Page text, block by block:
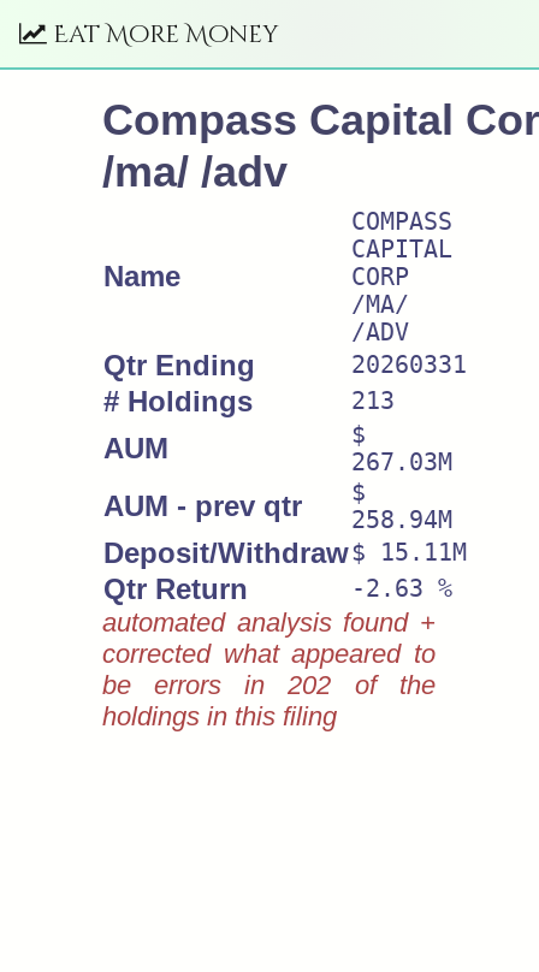
Eat More Money
Compass Capital
/ma/ /adv
Name
COMPASS
CAPITAL
CORP
/MA/
/ADV
Qtr Ending 20260331
# Holdings 213
AUM
$
267.03M
AUM - prev qtr
$
258.94M
Deposit/Withdraw$ 15.11M
Qtr Return -2.63 %
automated analysis found +
corrected what appeared to
be errors in 202 of the
holdings in this filing